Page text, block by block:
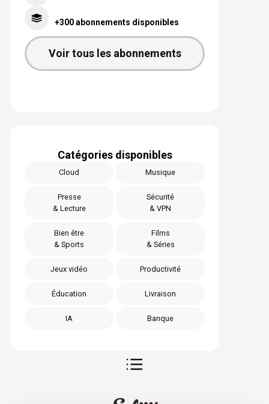
+300 abonnements disponibles
Voir tous les abonnements
Catégories disponibles
Cloud Musique
Presse
& Lecture
Sécurité
& VPN
Bien être
& Sports
Films
& Séries
Jeux vidéo Productivité
Éducation Livraison
IA Banque